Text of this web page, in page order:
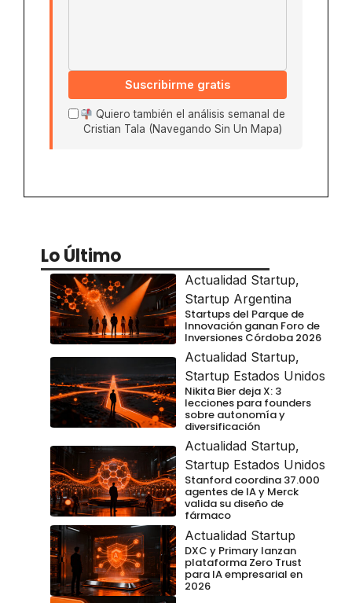
Suscribirme gratis
Quiero también el análisis semanal de
Cristian Tala (Navegando Sin Un Mapa)
Lo Último
Actualidad Startup,
Startup Argentina
Startups del Parque de
Innovación ganan Foro de
Inversiones Córdoba 2026
Actualidad Startup,
Startup Estados Unidos
Nikita Bier deja X: 3
lecciones para founders
sobre autonomía y
diversificación
Actualidad Startup,
Startup Estados Unidos
Stanford coordina 37.000
agentes de IA y Merck
valida su diseño de
fármaco
Actualidad Startup
DXC y Primary lanzan
plataforma Zero Trust
para IA empresarial en
2026